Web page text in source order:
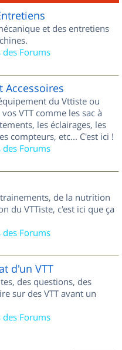
et des entretiens
Forums
Accessoires
du Vttiste ou
VTT comme les sac à
les éclairages, les
compteurs, etc... C'est ici !
Forums
de la nutrition
du VTTiste, c'est ici que ça
Forums
d'un VTT
des questions, des
sur des VTT avant un
Forums